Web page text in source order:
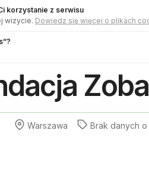
korzystanie z serwisu
wizycie. Dowiedz się więcej o plikach
Warszawa Brak danych o